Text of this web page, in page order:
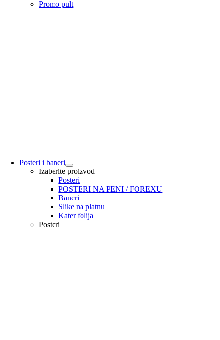
Promo pult
Posteri i baneri
Izaberite proizvod
Posteri
POSTERI NA PENI / FOREXU
Baneri
Slike na platnu
Kater folija
Posteri